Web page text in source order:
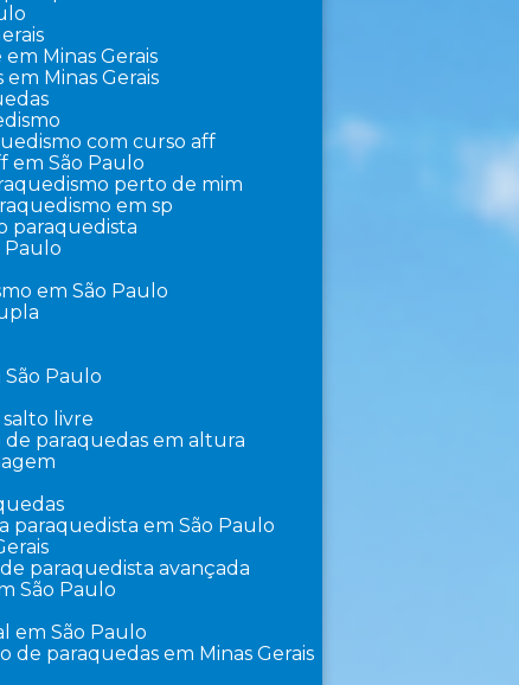
em Minas Gerais
em Minas Gerais
com curso aff
em São Paulo
perto de mim
em sp
paraquedista
Paulo
em São Paulo
São Paulo
salto livre
de paraquedas em altura
paraquedista em São Paulo
de paraquedista avançada
São Paulo
em São Paulo
de paraquedas em Minas Gerais